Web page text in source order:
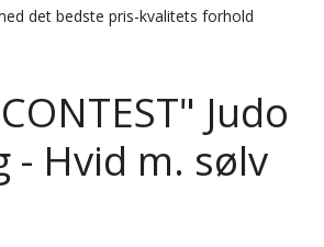
det bedste pris-kvalitets forhold
Judo
- Hvid m. sølv